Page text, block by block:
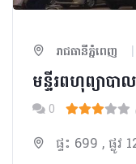
រាជធានីភ្នំពេញ |
មន្ទីរពហុព្យាបា
0
ផ្ទះ 699 , ផ្លូ